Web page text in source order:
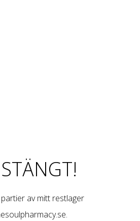
av mitt restlager
.